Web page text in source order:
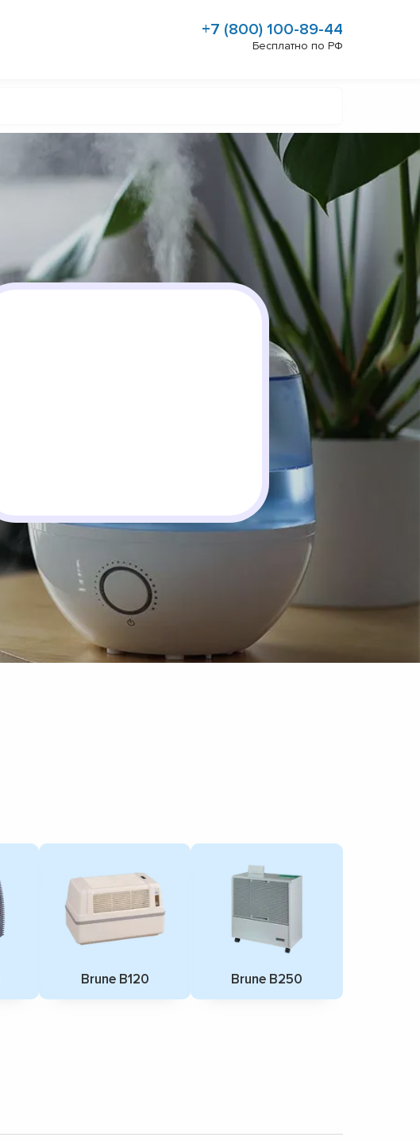
+7 (800) 100-89-44
Бесплатно по РФ
Brune B120 Brune B250